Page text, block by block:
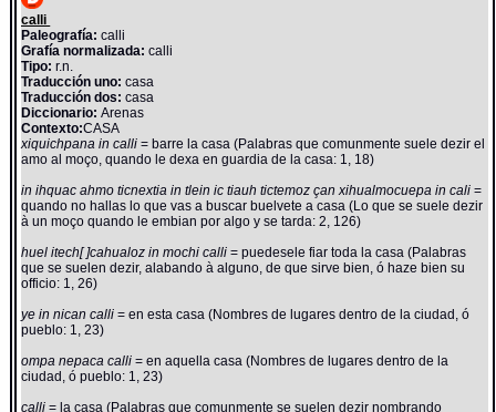
calli
Paleografía: calli
Grafía normalizada: calli
Tipo: r.n.
Traducción uno: casa
Traducción dos: casa
Diccionario:Arenas
Contexto:CASA
xiquichpana in calli= barre la casa (Palabras que comunmente suele dezir el
amo al moço, quando le dexa en guardia de la casa: 1, 18)
in ihquac ahmo ticnextia in tlein ic tiauh tictemoz çan xihualmocuepa in cali=
quando no hallas lo que vas a buscar buelvete a casa (Lo que se suele dezir
à un moço quando le embian por algo y se tarda: 2, 126)
huel itech[ ]cahualoz in mochi calli= puedesele fiar toda la casa (Palabras
que se suelen dezir, alabando à alguno, de que sirve bien, ó haze bien su
officio: 1, 26)
ye in nican calli= en esta casa (Nombres de lugares dentro de la ciudad, ó
pueblo: 1, 23)
ompa nepaca calli= en aquella casa (Nombres de lugares dentro de la
ciudad, ó pueblo: 1, 23)
calli= la casa (Palabras que comunmente se suelen dezir nombrando